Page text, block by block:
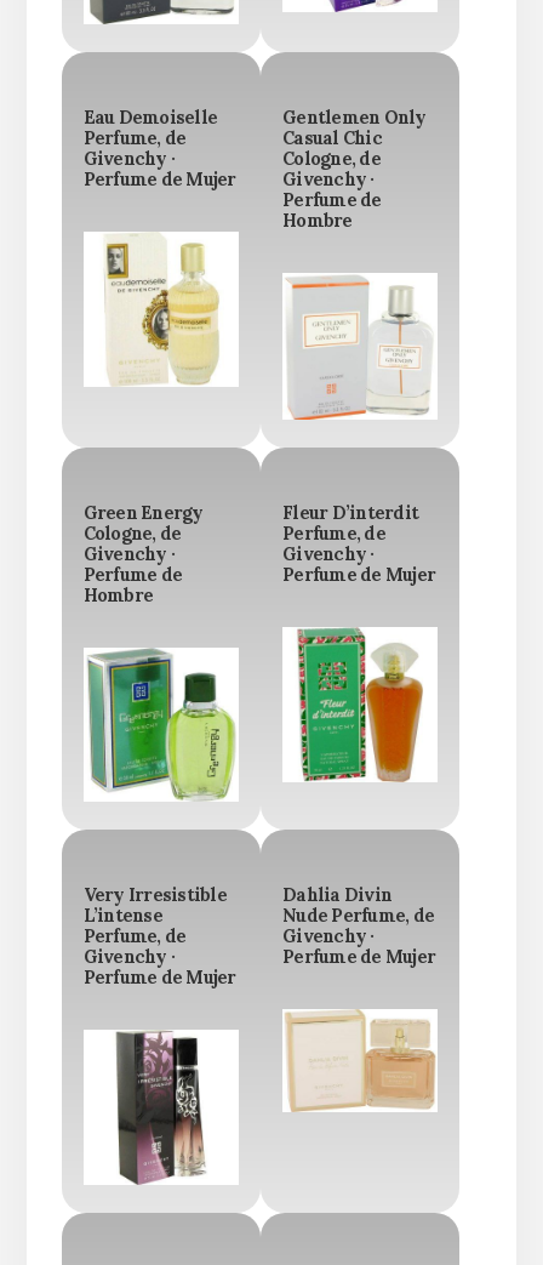
Eau Demoiselle
Perfume, de
Givenchy ·
Perfume de Mujer
Gentlemen Only
Casual Chic
Cologne, de
Givenchy ·
Perfume de
Hombre
Green Energy
Cologne, de
Givenchy ·
Perfume de
Hombre
Fleur D’interdit
Perfume, de
Givenchy ·
Perfume de Mujer
Very Irresistible
L’intense
Perfume, de
Givenchy ·
Perfume de Mujer
Dahlia Divin
Nude Perfume, de
Givenchy ·
Perfume de Mujer